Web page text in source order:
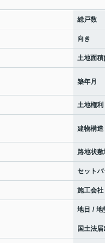
総戸数
向き
土地面積
築年月
土地権利
建物構造
路地状敷
セットバ
施工会社
地目 / 地
国土法